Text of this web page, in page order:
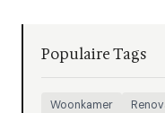
Populaire Tags
Woonkamer